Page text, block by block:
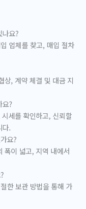
요?
업체를 찾고, 매입 절차
상, 계약 체결 및 대금 지
?
세를 확인하고, 신뢰할
다.
요?
폭이 넓고, 지역 내에서
한 보관 방법을 통해 가